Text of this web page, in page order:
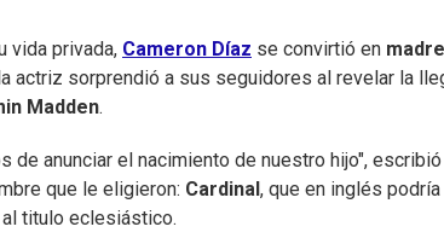
vida privada, Cameron Díaz se convirtió en
actriz sorprendió a sus seguidores al revelar la
Madden.
de anunciar el nacimiento de nuestro hijo",
que le eligieron: Cardinal , que en inglés
titulo eclesiástico.